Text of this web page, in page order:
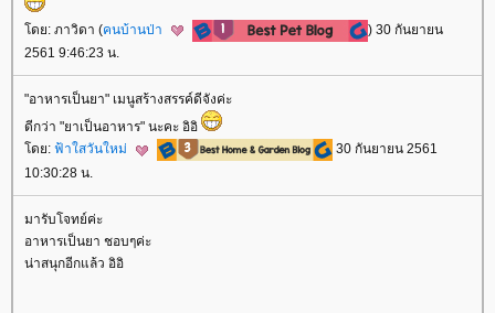
ดย: ภาวิดา (คนบ้านป่า
) 30 กันยายน
2561 9:46:23 น.
"อาหารเป็นยา" เมนูสร้างสรรค์ดีจังค่ะ
ดีกว่า "ยาเป็นอาหาร" นะคะ อิอิ
ดย: ฟ้าใสวันใหม่
30 กันยายน 2561
10:30:28 น.
มารับโจทย์ค่ะ
อาหารเป็นยา ชอบๆค่ะ
น่าสนุกอีกแล้ว อิอิ